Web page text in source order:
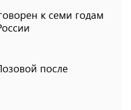
к семи годам
после